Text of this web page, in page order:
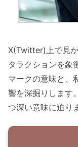
X(Twitter)上で見
タラクションを象
マークの意味と、
響を深掘りします
つ深い意味に迫り